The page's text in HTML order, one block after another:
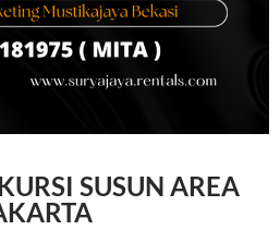
SUSUN AREA